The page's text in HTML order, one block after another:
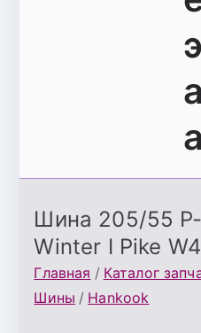
Шина 205/55
Winter I Pike
Главная
Каталог
Шины
Hankook